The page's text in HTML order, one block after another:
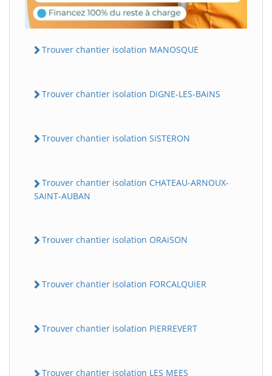
Trouver chantier isolation MANOSQUE
Trouver chantier isolation DiGNE-LES-BAiNS
Trouver chantier isolation SiSTERON
Trouver chantier isolation CHATEAU-ARNOUX-
SAiNT-AUBAN
Trouver chantier isolation ORAiSON
Trouver chantier isolation FORCALQUiER
Trouver chantier isolation PiERREVERT
Trouver chantier isolation LES MEES